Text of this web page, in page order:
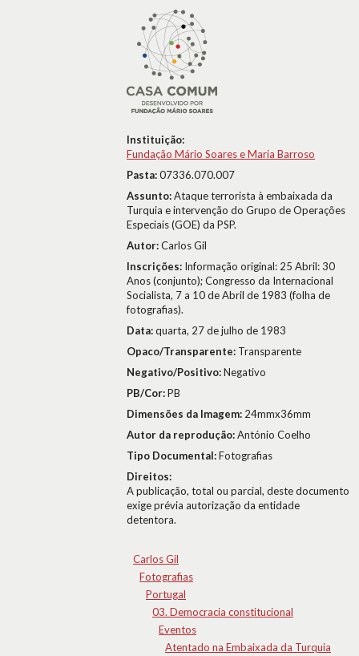
Instituição:
Fundação Mário Soares e Maria Barroso
Pasta:07336.070.007
Assunto:Ataque terrorista à embaixada da
Turquia e intervenção do Grupo de Operações
Especiais (GOE) da PSP.
Autor:Carlos Gil
Inscrições: Informação original: 25 Abril: 30
Anos (conjunto); Congresso da Internacional
Socialista, 7 a 10 de Abril de 1983 (folha de
fotografias).
Data:quarta, 27 de julho de 1983
Opaco/Transparente: Transparente
Negativo/Positivo:Negativo
PB/Cor:PB
Dimensões da Imagem: 24mmx36mm
Autor da reprodução:António Coelho
Tipo Documental:Fotografias
Direitos:
A publicação, total ou parcial, deste documento
exige prévia autorização da entidade
detentora.
Carlos Gil
Fotografias
Portugal
03. Democracia constitucional
Eventos
Atentado na Embaixada da Turquia